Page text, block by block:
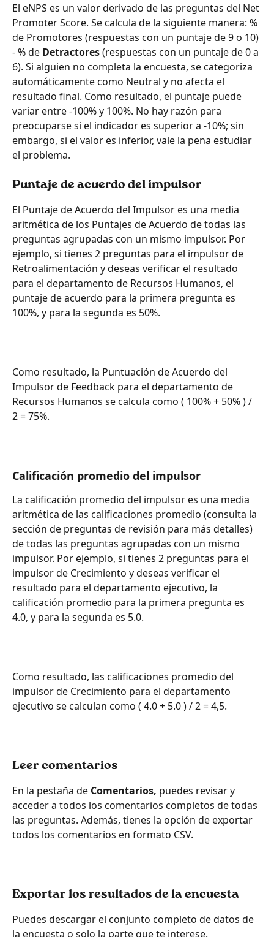
El eNPS es un valor derivado de las preguntas del Net
Promoter Score. Se calcula de la siguiente manera: %
de Promotores (respuestas con un puntaje de 9 o 10)
- % de Detractores (respuestas con un puntaje de 0 a
6). Si alguien no completa la encuesta, se categoriza
automáticamente como Neutral y no afecta el
resultado final. Como resultado, el puntaje puede
variar entre -100% y 100%. No hay razón para
preocuparse si el indicador es superior a -10%; sin
embargo, si el valor es inferior, vale la pena estudiar
el problema.
Puntaje de acuerdo del impulsor
El Puntaje de Acuerdo del Impulsor es una media
aritmética de los Puntajes de Acuerdo de todas las
preguntas agrupadas con un mismo impulsor. Por
ejemplo, si tienes 2 preguntas para el impulsor de
Retroalimentación y deseas verificar el resultado
para el departamento de Recursos Humanos, el
puntaje de acuerdo para la primera pregunta es
100%, y para la segunda es 50%.
Como resultado, la Puntuación de Acuerdo del
Impulsor de Feedback para el departamento de
Recursos Humanos se calcula como ( 100% + 50% ) /
2 = 75%.
Calificación promedio del impulsor
La calificación promedio del impulsor es una media
aritmética de las calificaciones promedio (consulta la
sección de preguntas de revisión para más detalles)
de todas las preguntas agrupadas con un mismo
impulsor. Por ejemplo, si tienes 2 preguntas para el
impulsor de Crecimiento y deseas verificar el
resultado para el departamento ejecutivo, la
calificación promedio para la primera pregunta es
4.0, y para la segunda es 5.0.
Como resultado, las calificaciones promedio del
impulsor de Crecimiento para el departamento
ejecutivo se calculan como ( 4.0 + 5.0 ) / 2 = 4,5.
Leer comentarios
En la pestaña de Comentarios, puedes revisar y
acceder a todos los comentarios completos de todas
las preguntas. Además, tienes la opción de exportar
todos los comentarios en formato CSV.
Exportar los resultados de la encuesta
Puedes descargar el conjunto completo de datos de
la encuesta o solo la parte que te interese.